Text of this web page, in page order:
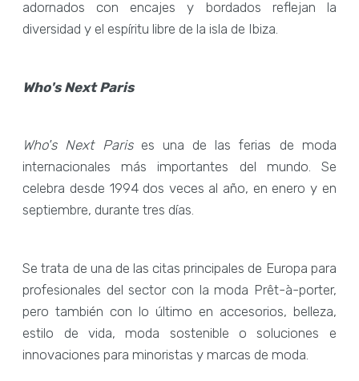
adornados con encajes y bordados reflejan la
diversidad y el espíritu libre de la isla de Ibiza.
Who's Next Paris
Who's Next Parises una de las ferias de moda
internacionales más importantes del mundo. Se
celebra desde 1994 dos veces al año, en enero y en
septiembre, durante tres días.
Se trata de una de las citas principales de Europa para
profesionales del sector con la moda Prêt-à-porter,
pero también con lo último en accesorios, belleza,
estilo de vida, moda sostenible o soluciones e
innovaciones para minoristas y marcas de moda.